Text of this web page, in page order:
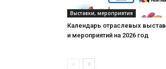
Выставки, мероприятия
Календарь отраслевых
и мероприятий на 2026 год